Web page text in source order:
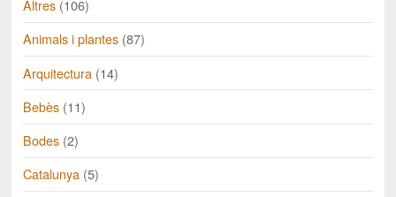
Altres (106)
Animals i plantes (87)
Arquitectura (14)
Bebès (11)
Bodes (2)
Catalunya (5)